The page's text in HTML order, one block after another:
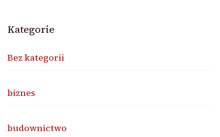
Kategorie
Bez kategorii
biznes
budownictwo